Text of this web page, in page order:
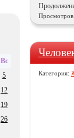
Просмотров:
Категория:
Вс
5
12
19
26